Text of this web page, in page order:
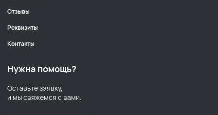
Нужна помощь?
Оставьте заявку,
и мы свяжемся с вами.
Отзывы
Реквизиты
Контакты